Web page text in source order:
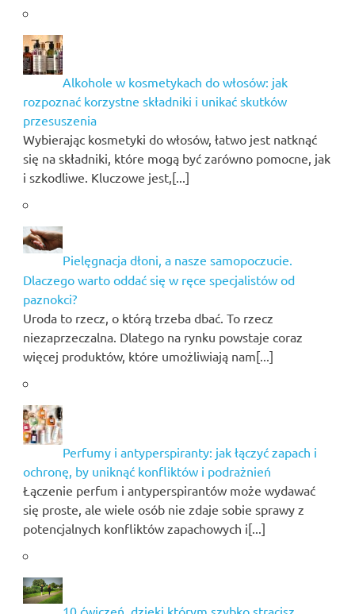
Alkohole w kosmetykach do włosów: jak
rozpoznać korzystne składniki i unikać skutków
przesuszenia
Wybierając kosmetyki do włosów, łatwo jest natknąć
się na składniki, które mogą być zarówno pomocne, jak
i szkodliwe. Kluczowe jest,[...]
Pielęgnacja dłoni, a nasze samopoczucie.
Dlaczego warto oddać się w ręce specjalistów od
paznokci?
Uroda to rzecz, o którą trzeba dbać. To rzecz
niezaprzeczalna. Dlatego na rynku powstaje coraz
więcej produktów, które umożliwiają nam[...]
Perfumy i antyperspiranty: jak łączyć zapach i
ochronę, by uniknąć konfliktów i podrażnień
Łączenie perfum i antyperspirantów może wydawać
się proste, ale wiele osób nie zdaje sobie sprawy z
potencjalnych konfliktów zapachowych i[...]
10 ćwiczeń, dzięki którym szybko stracisz